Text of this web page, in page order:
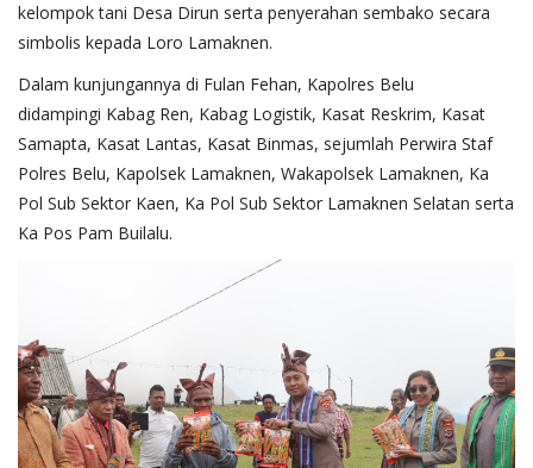
kelompok tani Desa Dirun serta penyerahan sembako secara
simbolis kepada Loro Lamaknen.
Dalam kunjungannya di Fulan Fehan, Kapolres Belu
didampingi Kabag Ren, Kabag Logistik, Kasat Reskrim, Kasat
Samapta, Kasat Lantas, Kasat Binmas, sejumlah Perwira Staf
Polres Belu, Kapolsek Lamaknen, Wakapolsek Lamaknen, Ka
Pol Sub Sektor Kaen, Ka Pol Sub Sektor Lamaknen Selatan serta
Ka Pos Pam Builalu.